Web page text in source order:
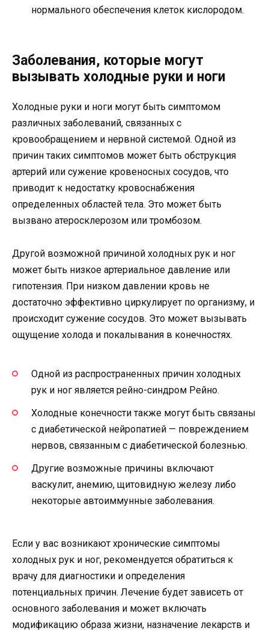
нормального обеспечения клеток кислородом.
Заболевания, которые могут
вызывать холодные руки и ноги
Холодные руки и ноги могут быть симптомом
различных заболеваний, связанных с
кровообращением и нервной системой. Одной из
причин таких симптомов может быть обструкция
артерий или сужение кровеносных сосудов, что
приводит к недостатку кровоснабжения
определенных областей тела. Это может быть
вызвано атеросклерозом или тромбозом.
Другой возможной причиной холодных рук и ног
может быть низкое артериальное давление или
гипотензия. При низком давлении кровь не
достаточно эффективно циркулирует по организму, и
происходит сужение сосудов. Это может вызывать
ощущение холода и покалывания в конечностях.
Одной из распространенных причин холодных
рук и ног является рейно-синдром Рейно.
Холодные конечности также могут быть связаны
с диабетической нейропатией — повреждением
нервов, связанным с диабетической болезнью.
Другие возможные причины включают
васкулит, анемию, щитовидную железу либо
некоторые автоиммунные заболевания.
Если у вас возникают хронические симптомы
холодных рук и ног, рекомендуется обратиться к
врачу для диагностики и определения
потенциальных причин. Лечение будет зависеть от
основного заболевания и может включать
модификацию образа жизни, назначение лекарств и